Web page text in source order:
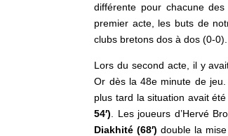
différente pour chacune
premier acte, les buts de
clubs bretons dos à dos (0-0).
Lors du second acte, il y
Or dès la 48e minute de
plus tard la situation avait
54′) . Les joueurs d’Hervé
Diakhité (68′) double la